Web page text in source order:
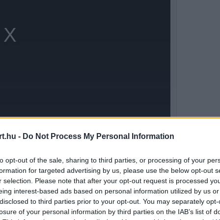
- Do Not Process My Personal Information
opt-out of the sale, sharing to third parties, or processing of your
for targeted advertising by us, please use the below opt-out
selection. Please note that after your opt-out request is processed
interest-based ads based on personal information utilized by us
to third parties prior to your opt-out. You may separately
of your personal information by third parties on the IAB’s list of
iránt egyáltalán nem új keletű, amit
órás futamon is próbára teszi magát egy